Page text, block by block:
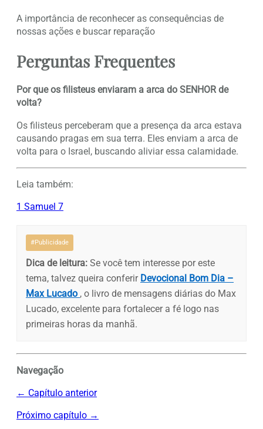
A importância de reconhecer as consequências de
nossas ações e buscar reparação
Perguntas Frequentes
Por que os filisteus enviaram a arca do SENHOR de
volta?
Os filisteus perceberam que a presença da arca estava
causando pragas em sua terra. Eles enviam a arca de
volta para o Israel, buscando aliviar essa calamidade.
Leia também:
1 Samuel 7
#Publicidade
Dica de leitura: Se você tem interesse por este
tema, talvez queira conferir Devocional Bom Dia –
Max Lucado , o livro de mensagens diárias do Max
Lucado, excelente para fortalecer a fé logo nas
primeiras horas da manhã.
Navegação
← Capítulo anterior
Próximo capítulo →